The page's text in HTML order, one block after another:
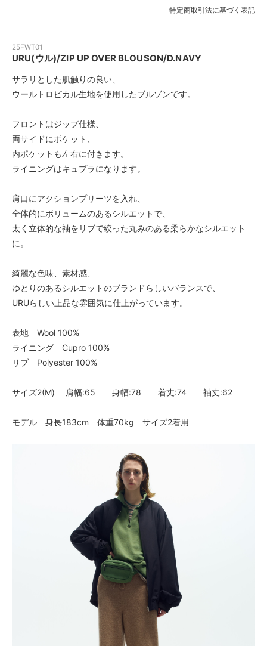
特定商取引法に基づく表記
25FWT01
URU(ウル)/ZIP UP OVER BLOUSON/D.NAVY
サラリとした肌触りの良い、
ウールトロピカル生地を使用したブルゾンです。
フロントはジップ仕様、
両サイドにポケット、
内ポケットも左右に付きます。
ライニングはキュプラになります。
肩口にアクションプリーツを入れ、
全体的にボリュームのあるシルエットで、
太く立体的な袖をリブで絞った丸みのある柔らかなシルエット
に。
綺麗な色味、素材感、
ゆとりのあるシルエットのブランドらしいバランスで、
URUらしい上品な雰囲気に仕上がっています。
表地 Wool 100%
ライニング Cupro 100%
リブ Polyester 100%
サイズ2(M) 肩幅:65 身幅:78 着丈:74 袖丈:62
モデル 身長183cm 体重70kg サイズ2着用